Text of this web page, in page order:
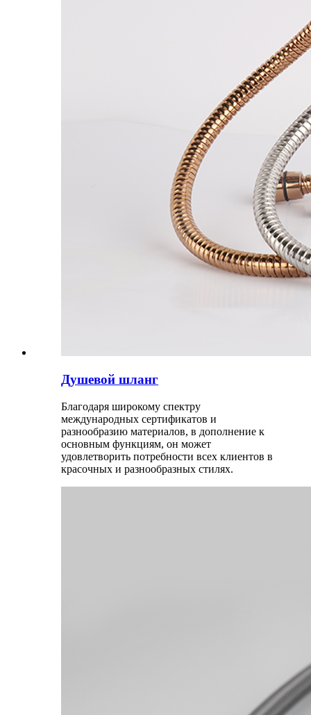
Душевой шланг
Благодаря широкому спектру
международных сертификатов и
разнообразию материалов, в дополнение к
основным функциям, он может
удовлетворить потребности всех клиентов в
красочных и разнообразных стилях.